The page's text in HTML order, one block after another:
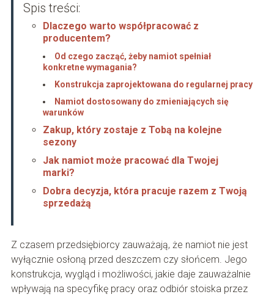
Spis treści:
Dlaczego warto współpracować z
producentem?
Od czego zacząć, żeby namiot spełniał
konkretne wymagania?
Konstrukcja zaprojektowana do regularnej pracy
Namiot dostosowany do zmieniających się
warunków
Zakup, który zostaje z Tobą na kolejne
sezony
Jak namiot może pracować dla Twojej
marki?
Dobra decyzja, która pracuje razem z Twoją
sprzedażą
Z czasem przedsiębiorcy zauważają, że namiot nie jest
wyłącznie osłoną przed deszczem czy słońcem. Jego
konstrukcja, wygląd i możliwości, jakie daje zauważalnie
wpływają na specyfikę pracy oraz odbiór stoiska przez